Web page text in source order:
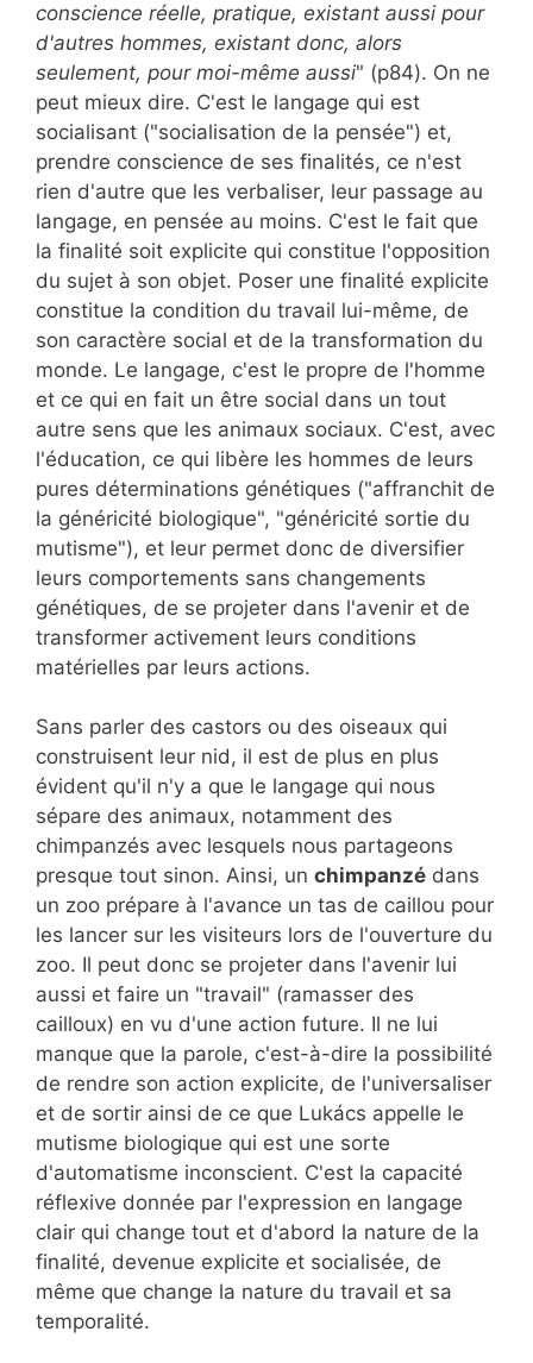
conscience réelle, pratique, existant aussi pour
d'autres hommes, existant donc, alors
seulement, pour moi-même aussi" (p84). On ne
peut mieux dire. C'est le langage qui est
socialisant ("socialisation de la pensée") et,
prendre conscience de ses finalités, ce n'est
rien d'autre que les verbaliser, leur passage au
langage, en pensée au moins. C'est le fait que
la finalité soit explicite qui constitue l'opposition
du sujet à son objet. Poser une finalité explicite
constitue la condition du travail lui-même, de
son caractère social et de la transformation du
monde. Le langage, c'est le propre de l'homme
et ce qui en fait un être social dans un tout
autre sens que les animaux sociaux. C'est, avec
l'éducation, ce qui libère les hommes de leurs
pures déterminations génétiques ("affranchit de
la généricité biologique", "généricité sortie du
mutisme"), et leur permet donc de diversifier
leurs comportements sans changements
génétiques, de se projeter dans l'avenir et de
transformer activement leurs conditions
matérielles par leurs actions.
Sans parler des castors ou des oiseaux qui
construisent leur nid, il est de plus en plus
évident qu'il n'y a que le langage qui nous
sépare des animaux, notamment des
chimpanzés avec lesquels nous partageons
presque tout sinon. Ainsi, un chimpanzé dans
un zoo prépare à l'avance un tas de caillou pour
les lancer sur les visiteurs lors de l'ouverture du
zoo. Il peut donc se projeter dans l'avenir lui
aussi et faire un "travail" (ramasser des
cailloux) en vu d'une action future. Il ne lui
manque que la parole, c'est-à-dire la possibilité
de rendre son action explicite, de l'universaliser
et de sortir ainsi de ce que Lukács appelle le
mutisme biologique qui est une sorte
d'automatisme inconscient. C'est la capacité
réflexive donnée par l'expression en langage
clair qui change tout et d'abord la nature de la
finalité, devenue explicite et socialisée, de
même que change la nature du travail et sa
temporalité.